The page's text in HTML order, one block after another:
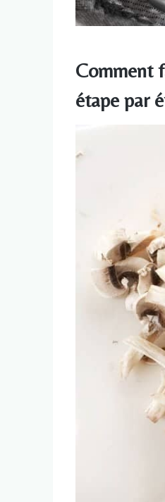
Comment
étape par